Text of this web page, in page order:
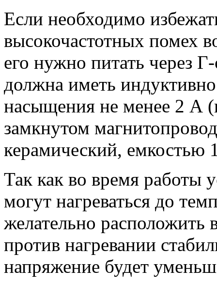
Если необходимо
высокочастотных помех
его нужно питать через
должна иметь
насыщения не менее 2 А
замкнутом
керамический,
Так как во время работы
могут нагреваться до
желательно расположить
против нагревании
напряжение будет